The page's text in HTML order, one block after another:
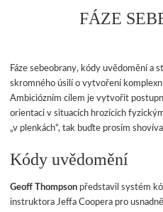
FÁZE
Fáze sebeobrany, kódy uvědomění a
skromného úsilí o vytvoření
Ambiciózním cílem je vytvořit
orientaci v situacích hrozících
„v plenkách“, tak buďte prosím
Kódy uvědomění
Geoff Thompson představil systém
instruktora Jeffa Coopera pro